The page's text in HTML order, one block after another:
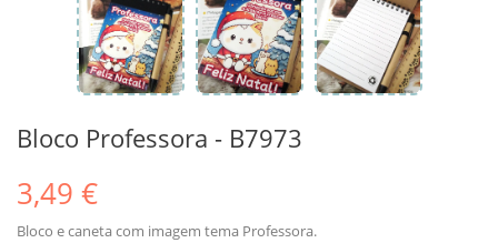
Bloco Professora - B7973
3,49 €
Bloco e caneta com imagem tema Professora.